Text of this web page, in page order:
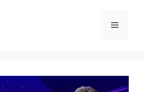
Menu